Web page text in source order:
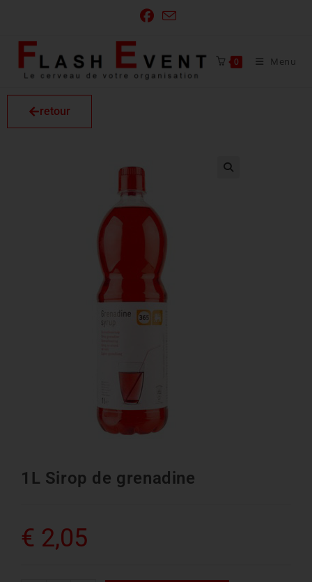
0 Menu
retour
1L Sirop de grenadine
€ 2,05